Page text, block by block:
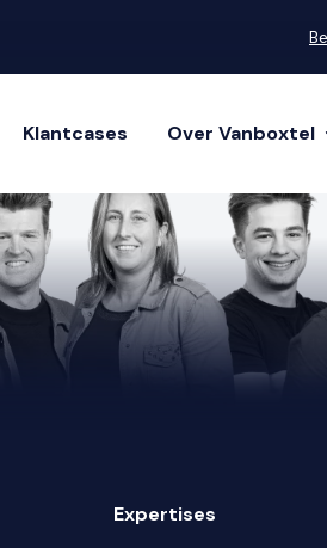
Klantcases Over Vanboxtel
Expertises